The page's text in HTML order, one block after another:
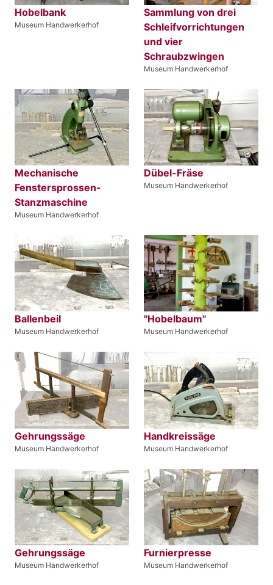
Hobelbank
Museum Handwerkerhof
Sammlung von drei
Schleifvorrichtungen
und vier
Schraubzwingen
Museum Handwerkerhof
Mechanische
Fenstersprossen-
Stanzmaschine
Museum Handwerkerhof
Dübel-Fräse
Museum Handwerkerhof
Ballenbeil
Museum Handwerkerhof
"Hobelbaum"
Museum Handwerkerhof
Gehrungssäge
Museum Handwerkerhof
Handkreissäge
Museum Handwerkerhof
Gehrungssäge
Museum Handwerkerhof
Furnierpresse
Museum Handwerkerhof